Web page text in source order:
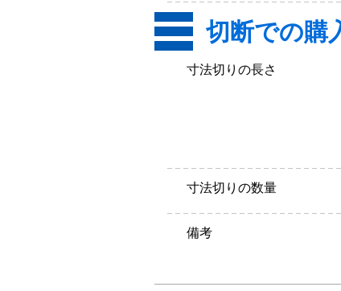
寸法切りの長さ
寸法切りの数量
備考